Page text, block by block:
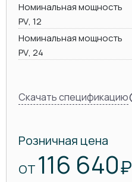
Номинальная мощность
PV, 12
Номинальная мощность
PV, 24
Скачать спецификацию
Розничная цена
ОТ 116 640₽